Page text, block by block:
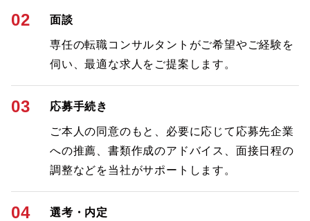
02 面談
専任の転職コンサルタントがご希望やご経験を
伺い、最適な求人をご提案します。
03 応募手続き
ご本人の同意のもと、必要に応じて応募先企業
への推薦、書類作成のアドバイス、面接日程の
調整などを当社がサポートします。
04 選考・内定